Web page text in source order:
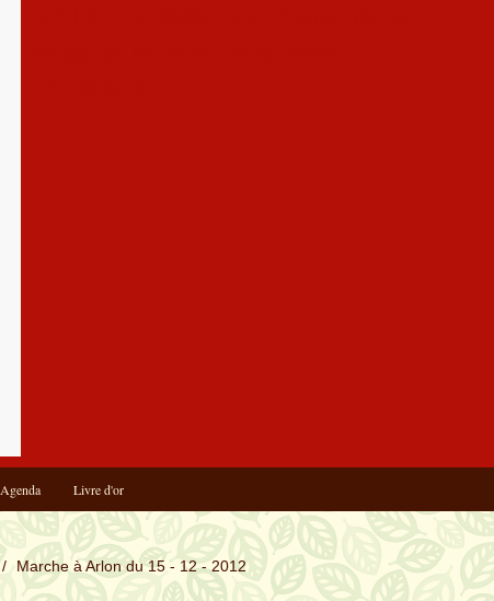
Agenda Livre d'or
/ Marche à Arlon du 15 - 12 - 2012